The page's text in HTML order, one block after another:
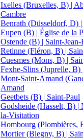
Ixelles (Bruxelles, B) |
Cambre
Benrath (Düsseldorf, D)
Eupen (B) | Église de la
Ostende (B) | Saint-
Retinne (Fléron, B) |
Cuesmes (Mons, B) |
Fexhe-Slins (Juprelle, B)
Mont-Saint-Amand
Amand
Geetbets (B) | Saint-Paul
Godsheide (Hasselt, B) |
la-Visitation
Hombourg (Plombières,
Mortier (Blegny, B) |